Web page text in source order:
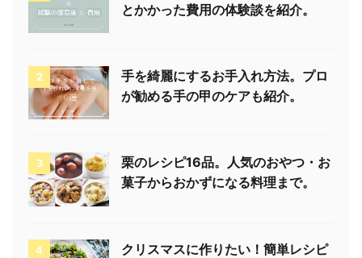
とかかった費用の体験談を紹介。
2
手を綺麗にするお手入れ方法。プロ
が勧める手の甲のケアも紹介。
3
栗のレシピ16品。人気のおやつ・お
菓子からおかずになる料理まで。
4
クリスマスに作りたい！簡単レシピ